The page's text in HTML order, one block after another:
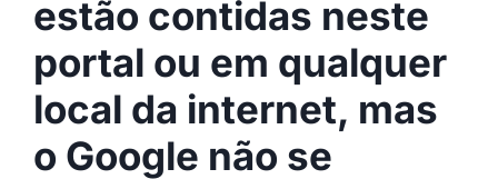
estão contidas neste
portal ou em qualquer
local da internet, mas
o Google não se